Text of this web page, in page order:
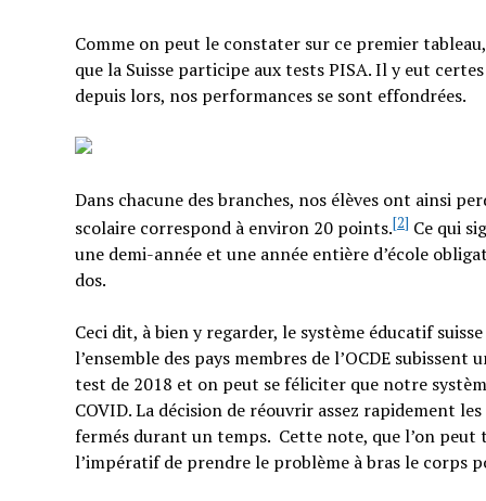
Comme on peut le constater sur ce premier
que la Suisse participe aux tests PISA. Il y eut
depuis lors, nos performances se sont effondrées.
Dans chacune des branches, nos élèves ont ainsi
scolaire correspond à environ 20 points.[2] Ce qui
une demi-année et une année entière d’école
dos.
Ceci dit, à bien y regarder, le système éducatif
l’ensemble des pays membres de l’OCDE
test de 2018 et on peut se féliciter que notre
COVID. La décision de réouvrir assez rapidement
fermés durant un temps. Cette note, que l’on
l’impératif de prendre le problème à bras le corps